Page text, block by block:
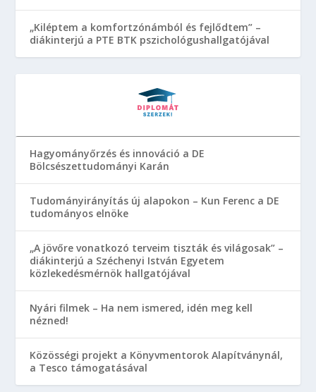
„Kiléptem a komfortzónámból és fejlődtem” –
diákinterjú a PTE BTK pszichológushallgatójával
Hagyományőrzés és innováció a DE
Bölcsészettudományi Karán
Tudományirányítás új alapokon – Kun Ferenc a DE
tudományos elnöke
„A jövőre vonatkozó terveim tiszták és világosak” –
diákinterjú a Széchenyi István Egyetem
közlekedésmérnök hallgatójával
Nyári filmek – Ha nem ismered, idén meg kell
nézned!
Közösségi projekt a Könyvmentorok Alapítványnál,
a Tesco támogatásával